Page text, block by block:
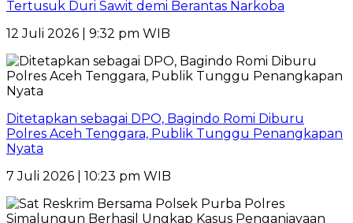
Tertusuk Duri Sawit demi Berantas Narkoba
12 Juli 2026 | 9:32 pm WIB
Ditetapkan sebagai DPO, Bagindo Romi Diburu
Polres Aceh Tenggara, Publik Tunggu Penangkapan
Nyata
7 Juli 2026 | 10:23 pm WIB